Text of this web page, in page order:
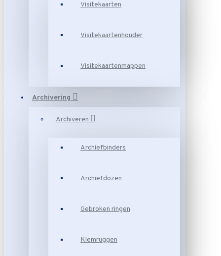
Visitekaarten
Visitekaartenhouder
Visitekaartenmappen
Archivering
Archiveren
Archiefbinders
Archiefdozen
Gebroken ringen
Klemruggen